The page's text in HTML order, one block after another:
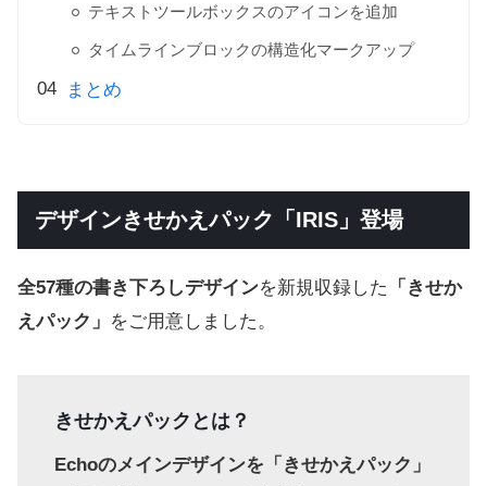
テキストツールボックスのアイコンを追加
タイムラインブロックの構造化マークアップ
まとめ
デザインきせかえパック「IRIS」登場
全57種の書き下ろしデザインを新規収録した
「きせか
えパック」 をご用意しました。
きせかえパックとは？
Echoのメインデザインを「きせかえパック」